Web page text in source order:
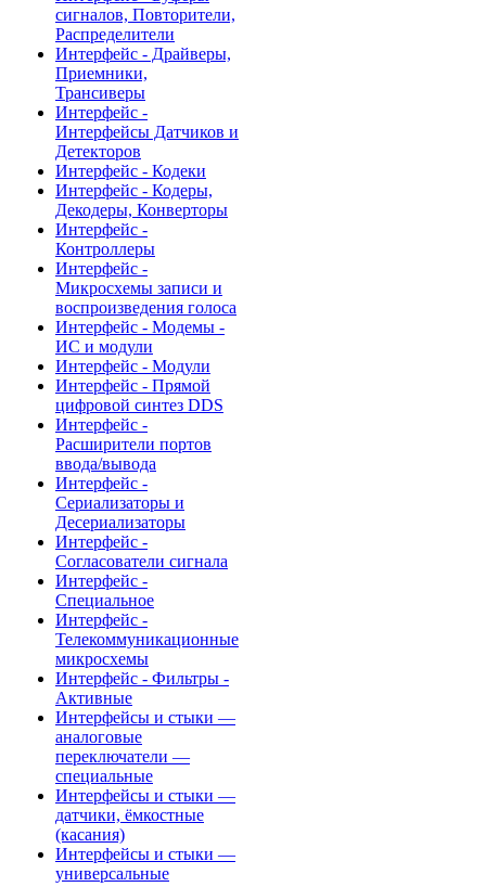
сигналов, Повторители,
Распределители
Интерфейс - Драйверы,
Приемники,
Трансиверы
Интерфейс -
Интерфейсы Датчиков и
Детекторов
Интерфейс - Кодеки
Интерфейс - Кодеры,
Декодеры, Конверторы
Интерфейс -
Контроллеры
Интерфейс -
Микросхемы записи и
воспроизведения голоса
Интерфейс - Модемы -
ИС и модули
Интерфейс - Модули
Интерфейс - Прямой
цифровой синтез DDS
Интерфейс -
Расширители портов
ввода/вывода
Интерфейс -
Сериализаторы и
Десериализаторы
Интерфейс -
Согласователи сигнала
Интерфейс -
Специальное
Интерфейс -
Телекоммуникационные
микросхемы
Интерфейс - Фильтры -
Активные
Интерфейсы и стыки —
аналоговые
переключатели —
специальные
Интерфейсы и стыки —
датчики, ёмкостные
(касания)
Интерфейсы и стыки —
универсальные